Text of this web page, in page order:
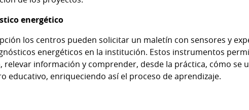
energético
los centros pueden solicitar un maletín con sensores y
energéticos en la institución. Estos instrumentos
relevar información y comprender, desde la práctica, cómo se
educativo, enriqueciendo así el proceso de aprendizaje.